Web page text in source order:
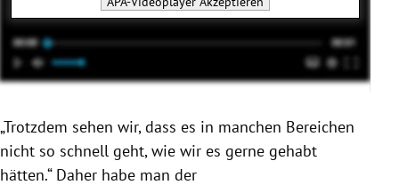
„Trotzdem sehen wir, dass es in manchen Bereichen
nicht so schnell geht, wie wir es gerne gehabt
hätten.“ Daher habe man der